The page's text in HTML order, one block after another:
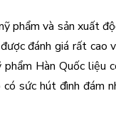
phẩm và sản xuất
đánh giá rất cao
Hàn Quốc liệu
sức hút đình đám